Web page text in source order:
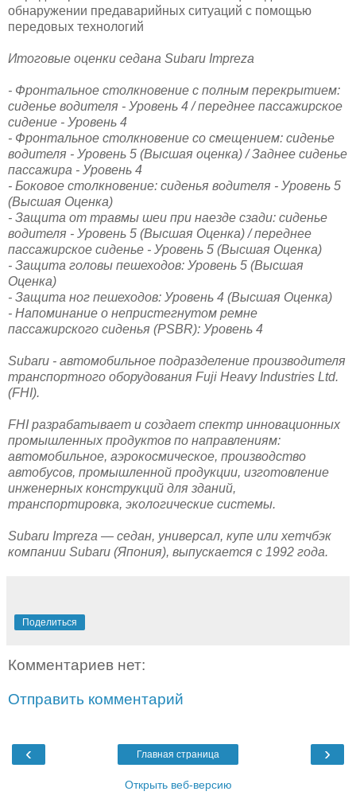
обнаружении предаварийных ситуаций с помощью
передовых технологий
Итоговые оценки седана Subaru Impreza
- Фронтальное столкновение с полным перекрытием:
сиденье водителя - Уровень 4 / переднее пассажирское
сидение - Уровень 4
- Фронтальное столкновение со смещением: сиденье
водителя - Уровень 5 (Высшая оценка) / Заднее сиденье
пассажира - Уровень 4
- Боковое столкновение: сиденья водителя - Уровень 5
(Высшая Оценка)
- Защита от травмы шеи при наезде сзади: сиденье
водителя - Уровень 5 (Высшая Оценка) / переднее
пассажирское сиденье - Уровень 5 (Высшая Оценка)
- Защита головы пешеходов: Уровень 5 (Высшая
Оценка)
- Защита ног пешеходов: Уровень 4 (Высшая Оценка)
- Напоминание о непристегнутом ремне
пассажирского сиденья (PSBR): Уровень 4
Subaru - автомобильное подразделение производителя
транспортного оборудования Fuji Heavy Industries Ltd.
(FHI).
FHI разрабатывает и создает спектр инновационных
промышленных продуктов по направлениям:
автомобильное, аэрокосмическое, производство
автобусов, промышленной продукции, изготовление
инженерных конструкций для зданий,
транспортировка, экологические системы.
Subaru Impreza — седан, универсал, купе или хетчбэк
компании Subaru (Япония), выпускается с 1992 года.
Поделиться
Комментариев нет:
Отправить комментарий
‹ ›
Главная страница
Открыть веб-версию